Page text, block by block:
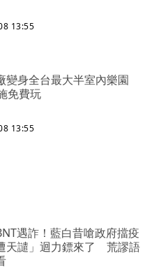
13:55
變身全台最大半室內樂園
免費玩
13:55
遇詐！藍白昔嗆政府擋疫
天譴」迴力鏢來了 荒謬語